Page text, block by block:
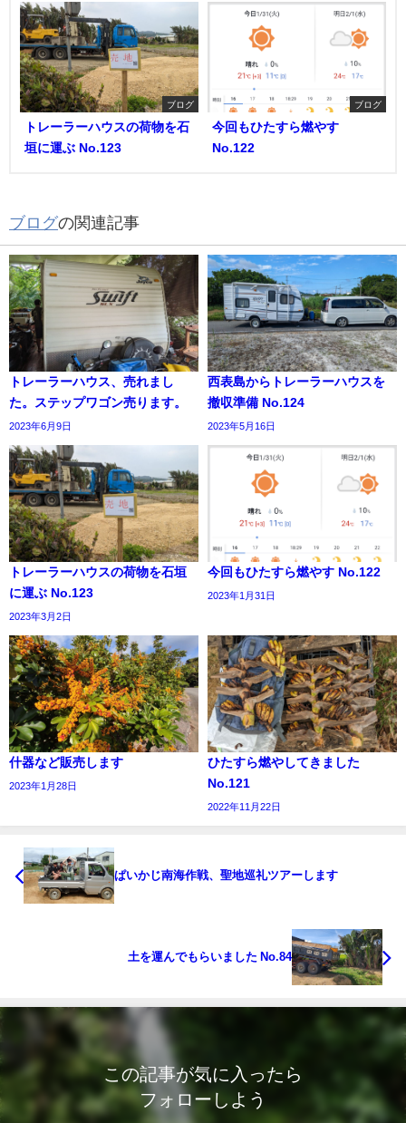
ブログ
トレーラーハウスの荷物を石
垣に運ぶ No.123
ブログ
今回もひたすら燃やす
No.122
ブログの関連記事
トレーラーハウス、売れまし
た。ステップワゴン売ります。
2023年6月9日
西表島からトレーラーハウスを
撤収準備 No.124
2023年5月16日
トレーラーハウスの荷物を石垣
に運ぶ No.123
2023年3月2日
今回もひたすら燃やす No.122
2023年1月31日
什器など販売します
2023年1月28日
ひたすら燃やしてきました
No.121
2022年11月22日
ぱいかじ南海作戦、聖地巡礼ツアーします
土を運んでもらいました No.84
この記事が気に入ったら
フォローしよう